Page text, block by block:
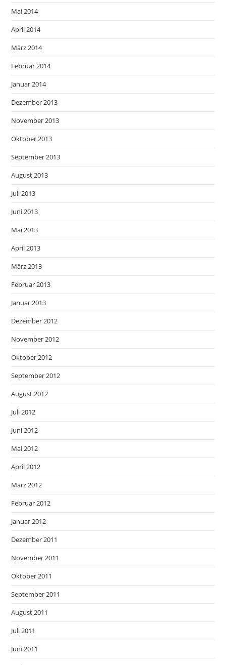
Mai 2014
April 2014
März 2014
Februar 2014
Januar 2014
Dezember 2013
November 2013
Oktober 2013
September 2013
August 2013
Juli 2013
Juni 2013
Mai 2013
April 2013
März 2013
Februar 2013
Januar 2013
Dezember 2012
November 2012
Oktober 2012
September 2012
August 2012
Juli 2012
Juni 2012
Mai 2012
April 2012
März 2012
Februar 2012
Januar 2012
Dezember 2011
November 2011
Oktober 2011
September 2011
August 2011
Juli 2011
Juni 2011